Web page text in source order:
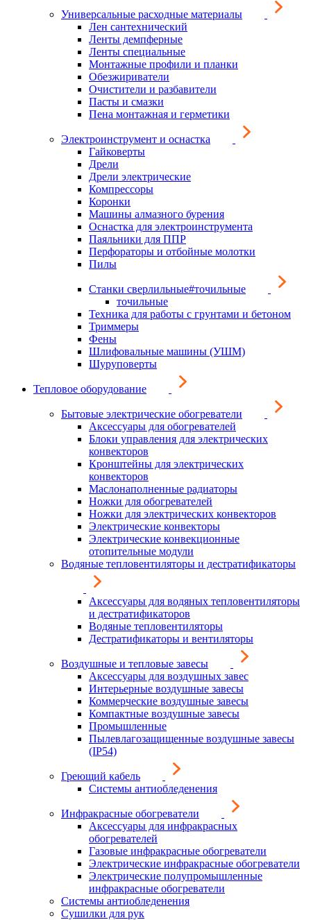
Универсальные расходные материалы
Лен сантехнический
Ленты демпферные
Ленты специальные
Монтажные профили и планки
Обезжириватели
Очистители и разбавители
Пасты и смазки
Пена монтажная и герметики
Электроинструмент и оснастка
Гайковерты
Дрели
Дрели электрические
Компрессоры
Коронки
Машины алмазного бурения
Оснастка для электроинструмента
Паяльники для ППР
Перфораторы и отбойные молотки
Пилы
Станки сверлильные#точильные
точильные
Техника для работы с грунтами и бетоном
Триммеры
Фены
Шлифовальные машины (УШМ)
Шуруповерты
Тепловое оборудование
Бытовые электрические обогреватели
Аксессуары для обогревателей
Блоки управления для электрических
конвекторов
Кронштейны для электрических
конвекторов
Маслонаполненные радиаторы
Ножки для обогревателей
Ножки для электрических конвекторов
Электрические конвекторы
Электрические конвекционные
отопительные модули
Водяные тепловентиляторы и дестратификаторы
Аксессуары для водяных тепловентиляторы
и дестратификаторов
Водяные тепловентиляторы
Дестратификаторы и вентиляторы
Воздушные и тепловые завесы
Аксессуары для воздушных завес
Интерьерные воздушные завесы
Коммерческие воздушные завесы
Компактные воздушные завесы
Промышленные
Пылевлагозащищенные воздушные завесы
(IP54)
Греющий кабель
Системы антиобледенения
Инфракрасные обогреватели
Аксессуары для инфракрасных
обогревателей
Газовые инфракрасные обогреватели
Электрические инфракрасные обогреватели
Электрические полупромышленные
инфракрасные обогреватели
Системы антиобледенения
Сушилки для рук